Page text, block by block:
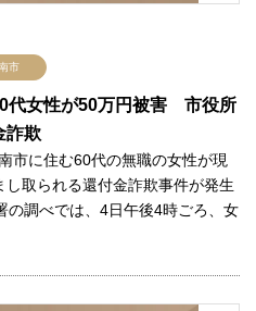
市
代女性が50万円被害 市役所
詐欺
市に住む60代の無職の女性が現
取られる還付金詐欺事件が発生
調べでは、4日午後4時ごろ、女